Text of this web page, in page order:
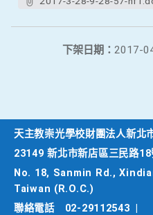
下架日期： 2017-
天主教崇光學校財團法人新北
23149 新北市新店區三民路18
No. 18, Sanmin Rd.,
Taiwan (R.O.C.)
聯絡電話
02-29112543